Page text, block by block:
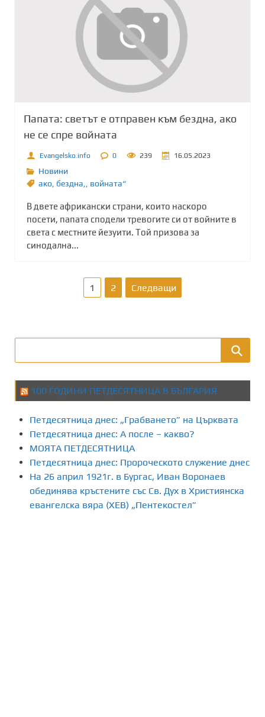
Папата: светът е отправен към бездна, ако
не се спре войната
Evangelsko.info 0 239 16.05.2023
Новини
ако бездна, войната“
В двете африкански страни, които наскоро
посети, папата сподели тревогите си от войните в
света с местните йезуити. Той призова за
синодална...
з
д
е
я
н
е
1 2 Следващи
100 ГОДИНИ ПЕТДЕСЯТНИЦА В БЪЛГАРИЯ
Петдесятница днес: „Грабването” на Църквата
Петдесятница днес: А после – какво?
МОЯТА ПЕТДЕСЯТНИЦА
Петдесятница днес: Пророческото служение днес
На 26 април 1921г. в Бургас, Иван Воронаев
обединява кръстените със Св. Дух в Християнска
евангелска вяра (ХЕВ) „Пентекостел”